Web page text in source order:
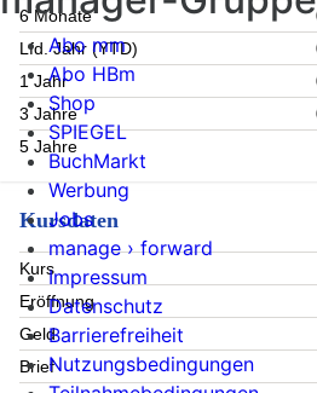
6 Monate
Lfd. Jahr (YTD)
1 Jahr
3 Jahre
5 Jahre
Kursdaten
Kurs
Eröffnung
Geld
Brief
Abo mm
Abo HBm
Shop
SPIEGEL
BuchMarkt
Werbung
Jobs
manage › forward
Impressum
Datenschutz
Barrierefreiheit
Nutzungsbedingungen